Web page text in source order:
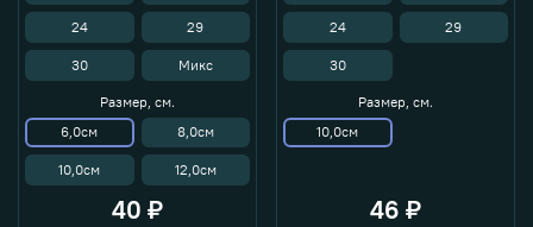
24 29
30 Микс
Размер, см.
6,0см
8,0см
10,0см 12,0см
40 ₽
24 29
30
Размер, см.
10,0см
46 ₽